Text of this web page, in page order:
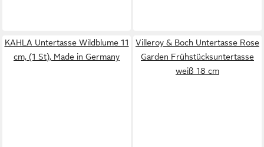
KAHLA Untertasse Wildblume 11
cm, (1 St), Made in Germany
Villeroy & Boch Untertasse Rose
Garden Frühstücksuntertasse
weiß 18 cm